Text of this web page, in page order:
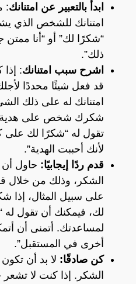
ابدأ بالتعبير عن امتنانك:
امتنانك للشخص الذي
“شكرًا لك” أو “أنا ممتن
ذلك”.
اشرح سبب امتنانك:
قد فعل شيئًا محددًا
امتنانك له على ذلك
شكرك شخص على هدية
تقول له “شكرًا لك على
لأنك أحببت الهدية”.
قدم ردًا إيجابيًا: حاول أن
الشكر، وذلك من
على سبيل المثال،
لك، فيمكنك أن تقول له
لمساعدتك. أتمنى أن
أخرى في المستقبل”.
كن صادقًا: لا بد أن
الشكر. إذا كنت لا تشعر